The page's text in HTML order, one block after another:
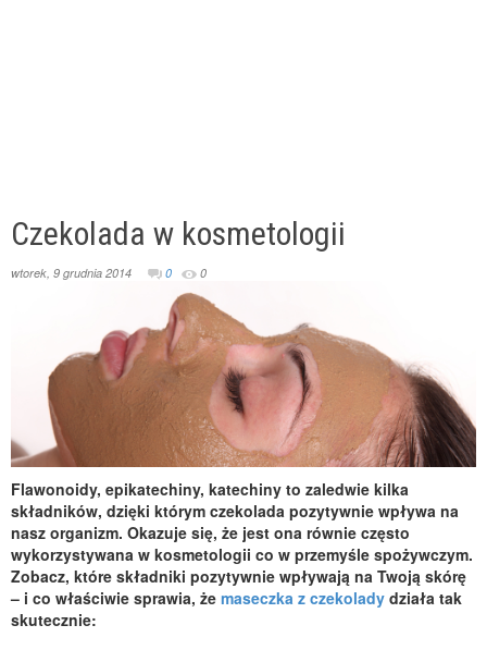
Czekolada w kosmetologii
wtorek, 9 grudnia 2014 0 0
Flawonoidy, epikatechiny, katechiny to zaledwie kilka
składników, dzięki którym czekolada pozytywnie wpływa na
nasz organizm. Okazuje się, że jest ona równie często
wykorzystywana w kosmetologii co w przemyśle spożywczym.
Zobacz, które składniki pozytywnie wpływają na Twoją skórę
– i co właściwie sprawia, że maseczka z czekolady działa tak
skutecznie: